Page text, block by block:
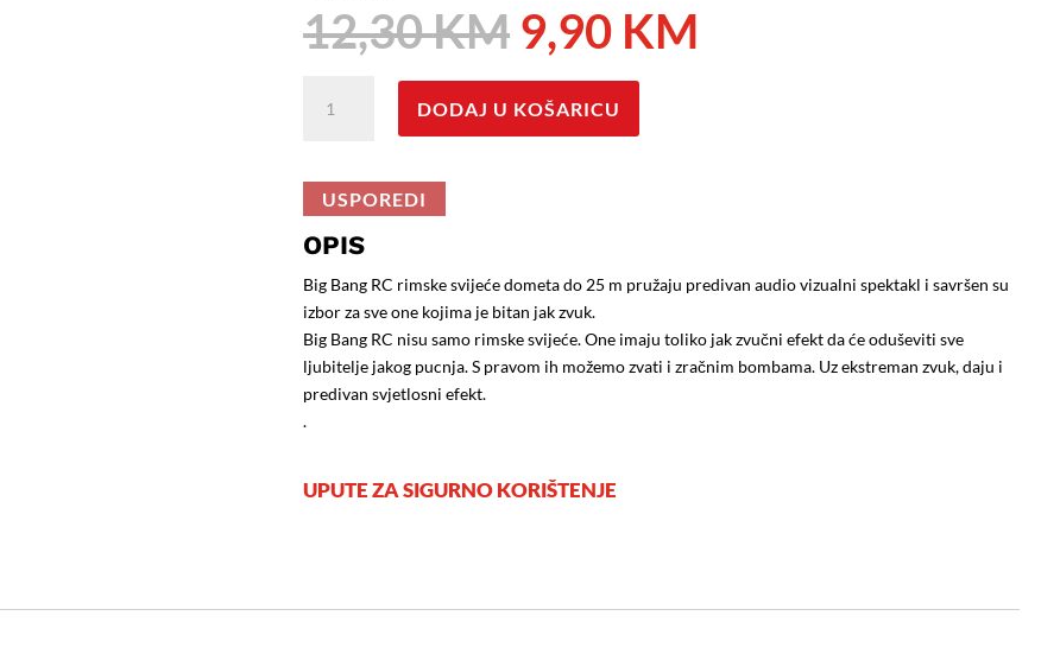
12,30KM Izvorna
cijena
bila
je:
12,30 KM.
9,90 KM
BANG;
Razred
II
količina
DODAJ U KOŠARICU
USPOREDI
OPIS
Big Bang RC rimske svijeće dometa do 25 m pružaju predivan audio vizualni spektakl i savršen su
izbor za sve one kojima je bitan jak zvuk.
Big Bang RC nisu samo rimske svijeće. One imaju toliko jak zvučni efekt da će oduševiti sve
ljubitelje jakog pucnja. S pravom ih možemo zvati i zračnim bombama. Uz ekstreman zvuk, daju i
predivan svjetlosni efekt.
.
UPUTE ZA SIGURNO KORIŠTENJE